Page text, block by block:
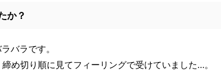
か？
バラです。
め切り順に見てフィーリングで受けていました…。